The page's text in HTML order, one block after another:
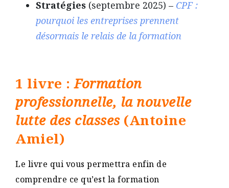
Stratégies (septembre 2025) – CPF :
pourquoi les entreprises prennent
désormais le relais de la formation
1 livre :Formation
professionnelle, la nouvelle
lutte des classes (Antoine
Amiel)
Le livre qui vous permettra enfin de
comprendre ce qu’est la formation